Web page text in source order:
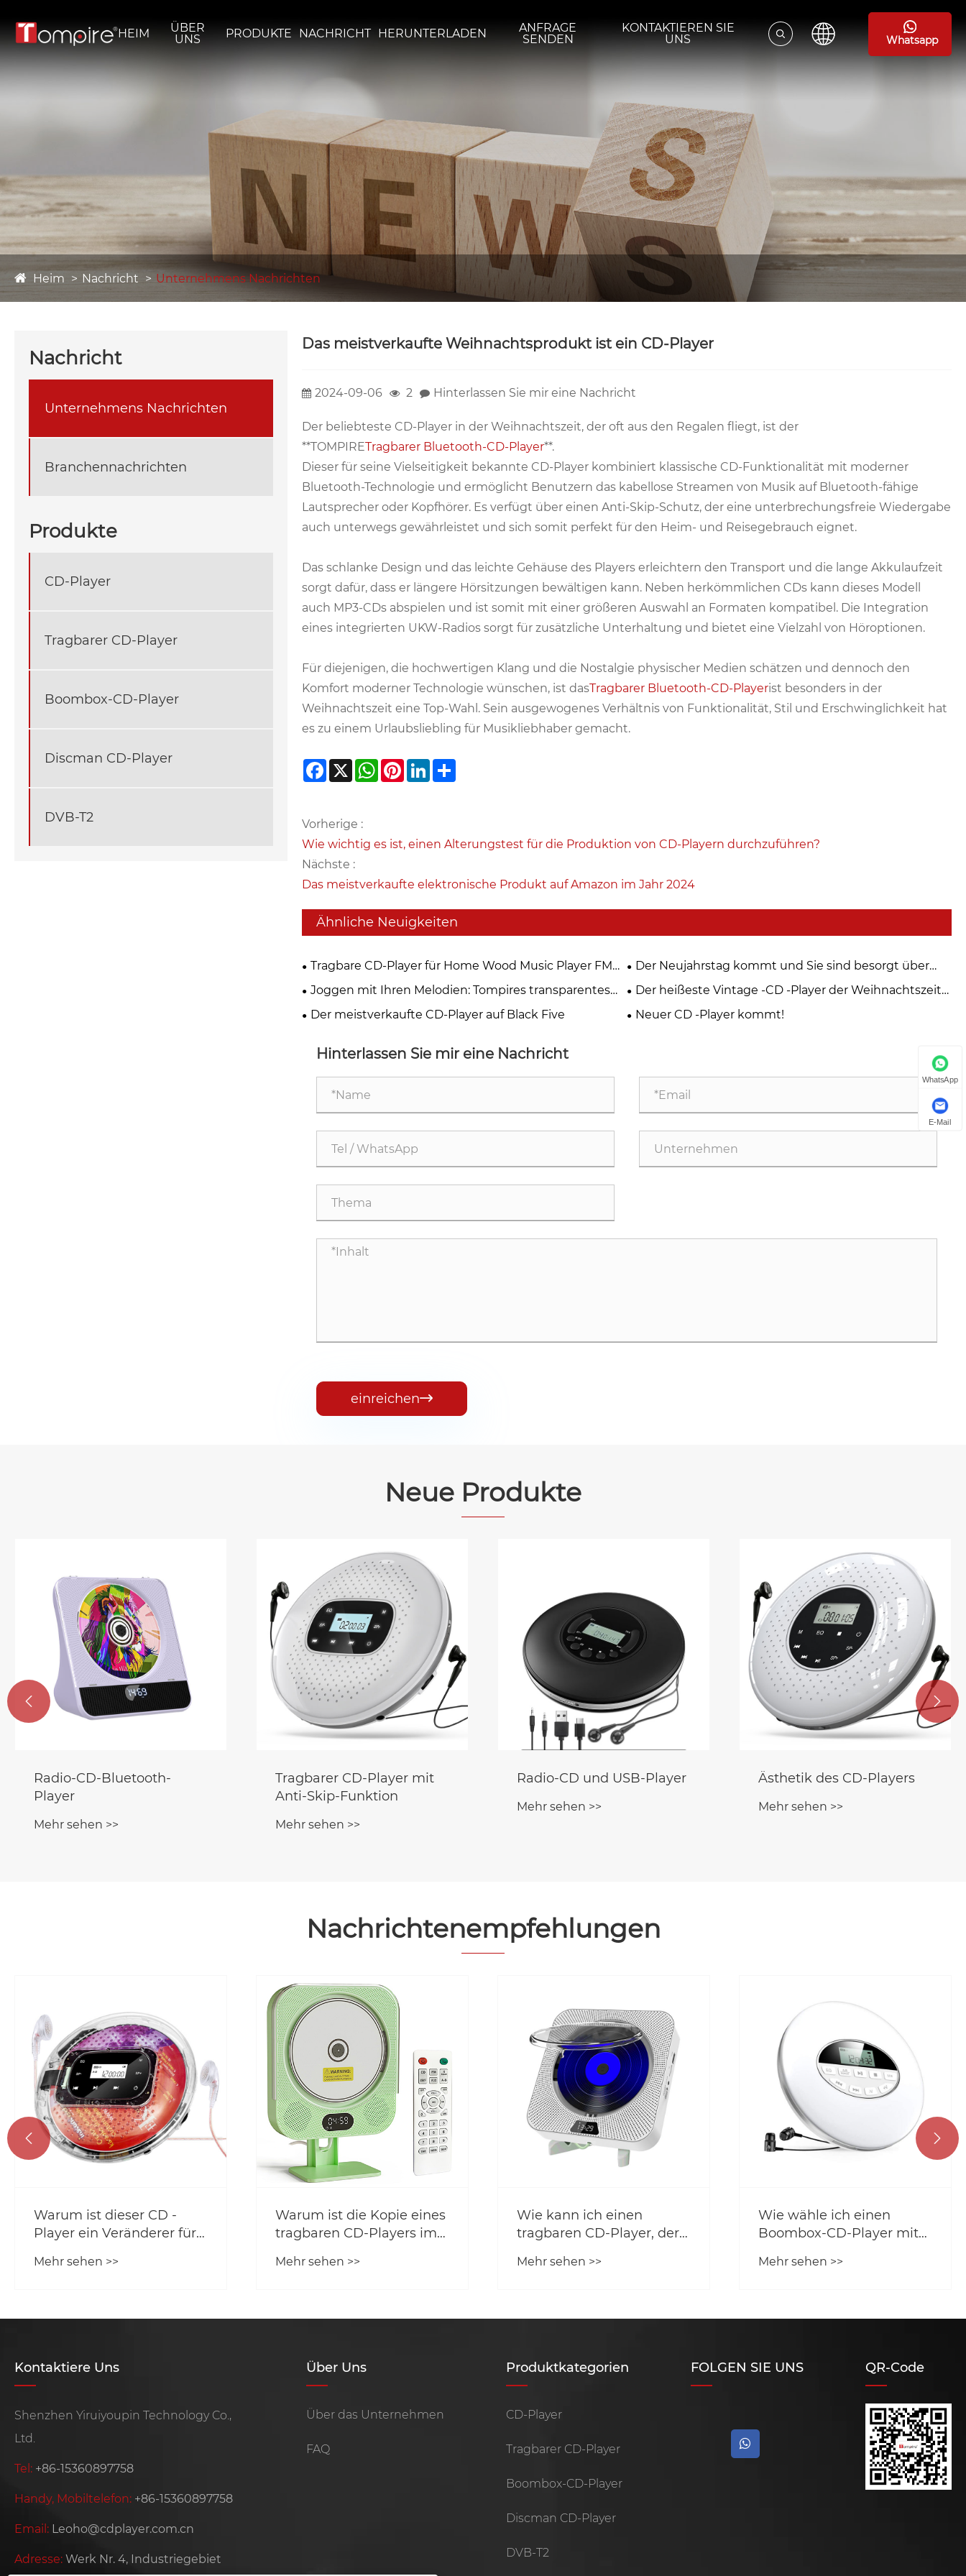
HEIM
ÜBER
UNS
PRODUKTE NACHRICHT HERUNTERLADEN
ANFRAGE
SENDEN
KONTAKTIEREN SIE
UNS
Whatsapp
Heim Nachricht Unternehmens Nachrichten
Nachricht
Unternehmens Nachrichten
Branchennachrichten
Produkte
CD-Player
Tragbarer CD-Player
Boombox-CD-Player
Discman CD-Player
DVB-T2
Das meistverkaufte Weihnachtsprodukt ist ein CD-Player
2024-09-06 2 Hinterlassen Sie mir eine Nachricht
Der beliebteste CD-Player in der Weihnachtszeit, der oft aus den Regalen fliegt, ist der
**TOMPIRETragbarer Bluetooth-CD-Player**.
Dieser für seine Vielseitigkeit bekannte CD-Player kombiniert klassische CD-Funktionalität mit moderner
Bluetooth-Technologie und ermöglicht Benutzern das kabellose Streamen von Musik auf Bluetooth-fähige
Lautsprecher oder Kopfhörer. Es verfügt über einen Anti-Skip-Schutz, der eine unterbrechungsfreie Wiedergabe
auch unterwegs gewährleistet und sich somit perfekt für den Heim- und Reisegebrauch eignet.
Das schlanke Design und das leichte Gehäuse des Players erleichtern den Transport und die lange Akkulaufzeit
sorgt dafür, dass er längere Hörsitzungen bewältigen kann. Neben herkömmlichen CDs kann dieses Modell
auch MP3-CDs abspielen und ist somit mit einer größeren Auswahl an Formaten kompatibel. Die Integration
eines integrierten UKW-Radios sorgt für zusätzliche Unterhaltung und bietet eine Vielzahl von Höroptionen.
Für diejenigen, die hochwertigen Klang und die Nostalgie physischer Medien schätzen und dennoch den
Komfort moderner Technologie wünschen, ist dasTragbarer Bluetooth-CD-Playerist besonders in der
Weihnachtszeit eine Top-Wahl. Sein ausgewogenes Verhältnis von Funktionalität, Stil und Erschwinglichkeit hat
es zu einem Urlaubsliebling für Musikliebhaber gemacht.
Facebook
X WhatsApp
PinterestLinkedIn
Vorherige :
Wie wichtig es ist, einen Alterungstest für die Produktion von CD-Playern durchzuführen?
Nächste :
Das meistverkaufte elektronische Produkt auf Amazon im Jahr 2024
Ähnliche Neuigkeiten
Tragbare CD-Player für Home Wood Music Player FM
Radio für hauswirumwirtschaftliche und
Fernbedienungs-Walnuss-Brown
Der Neujahrstag kommt und Sie sind besorgt über
Neujahrsgeschenke？
Joggen mit Ihren Melodien: Tompires transparentes
tragbares CD -Player
Der heißeste Vintage -CD -Player der Weihnachtszeit
2024
Der meistverkaufte CD-Player auf Black Five Neuer CD -Player kommt!
Hinterlassen Sie mir eine Nachricht
einreichen
Neue Produkte
Radio-CD-Bluetooth-
Player
Mehr sehen >>
Tragbarer CD-Player mit
Anti-Skip-Funktion
Mehr sehen >>
Radio-CD und USB-Player
Mehr sehen >>
Ästhetik des CD-Players
Mehr sehen >>
 
Nachrichtenempfehlungen
Warum ist dieser CD -
Player ein Veränderer für
auf die Klangqualität
Mehr sehen >>
Warum ist die Kopie eines
tragbaren CD-Players im
Zeitalter immer noch eine
Mehr sehen >>
Wie kann ich einen
tragbaren CD-Player, der
Zeitraum gelagert wurde,
Mehr sehen >>
Wie wähle ich einen
Boombox-CD-Player mit
rockt?
Mehr sehen >>
 
Kontaktiere Uns
Shenzhen Yiruiyoupin Technology Co.,
Ltd.
Tel: +86-15360897758
Handy, Mobiltelefon: +86-15360897758
Email: Leoho@cdplayer.com.cn
Adresse: Werk Nr. 4, Industriegebiet
Über Uns
Über das Unternehmen
FAQ
Produktkategorien
CD-Player
Tragbarer CD-Player
Boombox-CD-Player
Discman CD-Player
DVB-T2
FOLGEN SIE UNS QR-Code
WhatsApp
E-Mail